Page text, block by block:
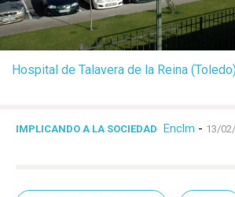
Hospital de Talavera de la Reina
IMPLICANDO A LA SOCIEDAD Enclm - 13/